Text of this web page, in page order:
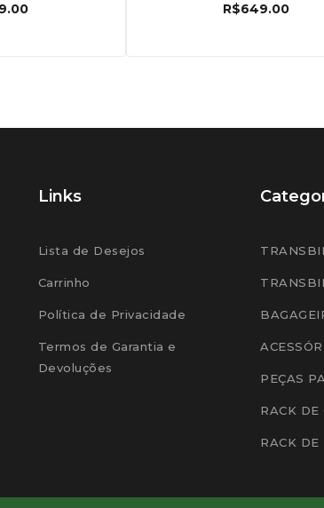
R$649.00
Links
Lista de Desejos
Carrinho
Política de Privacidade
Termos de Garantia e
Devoluções
PEÇAS
RACK DE
RACK DE